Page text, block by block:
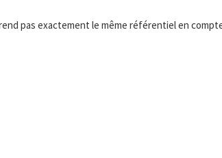
pas exactement le même référentiel en